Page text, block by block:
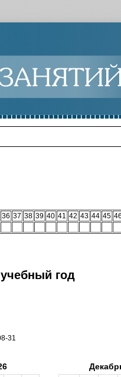
36 37 38 39 40 41 42 43 44 45 46
год
31